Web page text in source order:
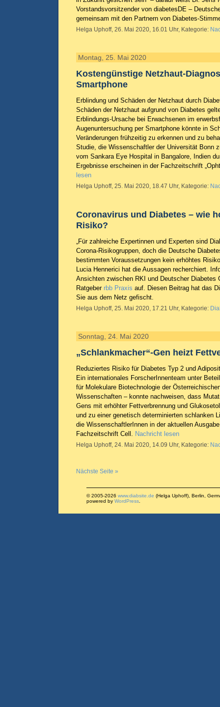
Vorstandsvorsitzender von diabetesDE –
gemeinsam mit den Partnern von Diabetes-
Helga Uphoff, 26. Mai 2020, 16.01 Uhr, Kategorie:
Montag, 25. Mai 2020
Kostengünstige Netzhaut-
Smartphone
Erblindung und Schäden der Netzhaut durch
Schäden der Netzhaut aufgrund von Diabetes
Erblindungs-Ursache bei Erwachsenen im
Augenuntersuchung per Smartphone könnte in
Veränderungen frühzeitig zu erkennen und zu
Studie, die Wissenschaftler der Universität Bonn
vom Sankara Eye Hospital in Bangalore, Indien
Ergebnisse erscheinen in der Fachzeitschrift
lesen
Helga Uphoff, 25. Mai 2020, 18.47 Uhr, Kategorie:
Coronavirus und Diabetes – wie
Risiko?
„Für zahlreiche Expertinnen und Experten sind
Corona-Risikogruppen, doch die Deutsche
bestimmten Voraussetzungen kein erhöhtes
Lucia Hennerici hat die Aussagen recherchiert.
Ansichten zwischen RKI und Deutscher Diabetes
Ratgeber rbb Praxis auf. Diesen Beitrag hat das
Sie aus dem Netz gefischt.
Helga Uphoff, 25. Mai 2020, 17.21 Uhr, Kategorie:
Sonntag, 24. Mai 2020
„Schlankmacher“-Gen heizt
Reduziertes Risiko für Diabetes Typ 2 und
Ein internationales ForscherInnenteam unter
für Molekulare Biotechnologie der
Wissenschaften – konnte nachweisen, dass
Gens mit erhöhter Fettverbrennung und
und zu einer genetisch determinierten schlanken
die WissenschaftlerInnen in der aktuellen
Fachzeitschrift Cell. Nachricht lesen
Helga Uphoff, 24. Mai 2020, 14.09 Uhr, Kategorie:
Nächste Seite »
© 2005-2026 www.diabsite.de (Helga Uphoff), Berlin,
powered by WordPress.